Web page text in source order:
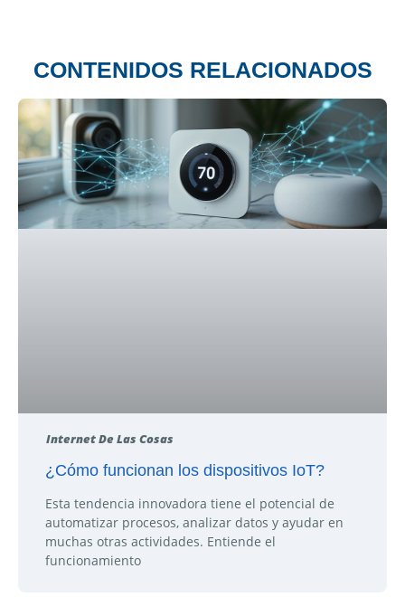
CONTENIDOS RELACIONADOS
Internet De Las Cosas
¿Cómo funcionan los dispositivos IoT?
Esta tendencia innovadora tiene el potencial de
automatizar procesos, analizar datos y ayudar en
muchas otras actividades. Entiende el
funcionamiento